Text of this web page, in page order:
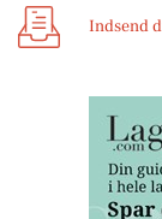
Indsend